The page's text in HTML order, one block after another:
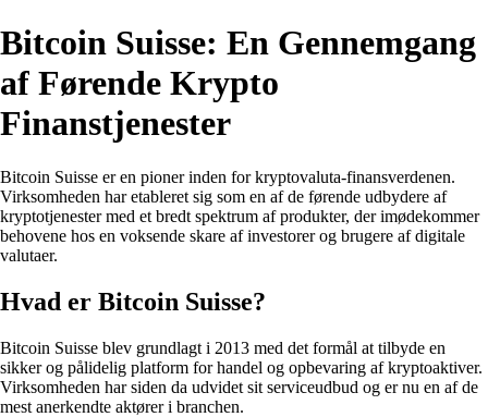
Bitcoin Suisse: En Gennemgang
af Førende Krypto
Finanstjenester
Bitcoin Suisse er en pioner inden for kryptovaluta-finansverdenen.
Virksomheden har etableret sig som en af de førende udbydere af
kryptotjenester med et bredt spektrum af produkter, der imødekommer
behovene hos en voksende skare af investorer og brugere af digitale
valutaer.
Hvad er Bitcoin Suisse?
Bitcoin Suisse blev grundlagt i 2013 med det formål at tilbyde en
sikker og pålidelig platform for handel og opbevaring af kryptoaktiver.
Virksomheden har siden da udvidet sit serviceudbud og er nu en af de
mest anerkendte aktører i branchen.